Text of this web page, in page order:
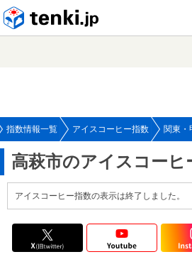
指数情報一覧 アイスコーヒー指数 関東・
高萩市のアイスコーヒ
アイスコーヒー指数の表示は終了しました。